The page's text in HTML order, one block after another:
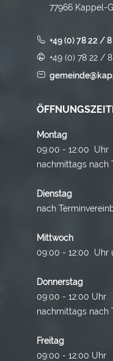
77966 Kappel-
+49 (0) 78 22 /
+49 (0) 78 22 /
Montag
09:00 - 12:00 Uhr
nachmittags nach
Dienstag
nach
Mittwoch
09:00 - 12:00 Uhr
Donnerstag
09:00 - 12:00
nachmittags nach
Freitag
09:00 - 12:00 Uhr